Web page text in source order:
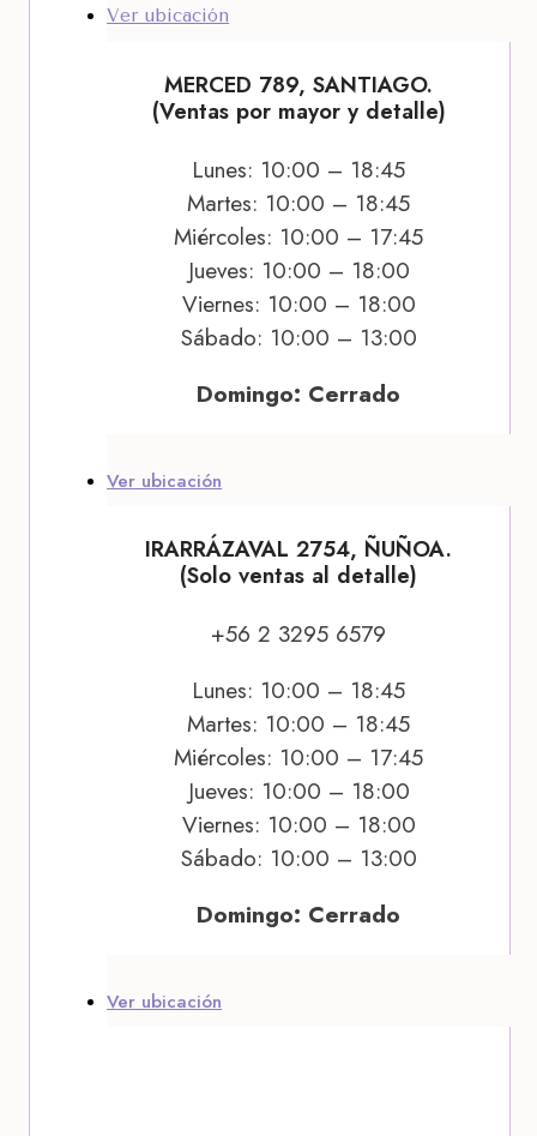
Ver ubicación
MERCED 789, SANTIAGO.
(Ventas por mayor y detalle)
Lunes: 10:00 – 18:45
Martes: 10:00 – 18:45
Miércoles: 10:00 – 17:45
Jueves: 10:00 – 18:00
Viernes: 10:00 – 18:00
Sábado: 10:00 – 13:00
Domingo: Cerrado
Ver ubicación
IRARRÁZAVAL 2754, ÑUÑOA.
(Solo ventas al detalle)
+56 2 3295 6579
Lunes: 10:00 – 18:45
Martes: 10:00 – 18:45
Miércoles: 10:00 – 17:45
Jueves: 10:00 – 18:00
Viernes: 10:00 – 18:00
Sábado: 10:00 – 13:00
Domingo: Cerrado
Ver ubicación